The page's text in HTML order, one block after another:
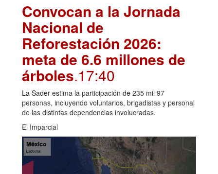
Convocan a la Jornada
Nacional de
Reforestación 2026:
meta de 6.6 millones de
árboles.17:40
La Sader estima la participación de 235 mil 97
personas, incluyendo voluntarios, brigadistas y personal
de las distintas dependencias involucradas.
El Imparcial